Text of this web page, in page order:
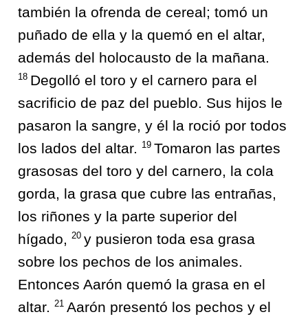
también la ofrenda de cereal; tomó un
puñado de ella y la quemó en el altar,
además del holocausto de la mañana.
18 Degolló el toro y el carnero para el
sacrificio de paz del pueblo. Sus hijos le
pasaron la sangre, y él la roció por todos
los lados del altar.
19 Tomaron las partes
grasosas del toro y del carnero, la cola
gorda, la grasa que cubre las entrañas,
los riñones y la parte superior del
hígado, 20 y pusieron toda esa grasa
sobre los pechos de los animales.
Entonces Aarón quemó la grasa en el
altar. 21 Aarón presentó los pechos y el